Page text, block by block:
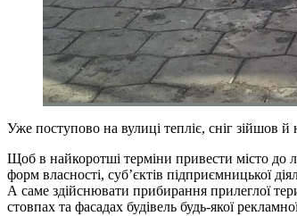
Уже поступово на вулиці тепліє, сніг зійшов
Щоб в найкоротші терміни привести місто до
форм власності, суб’єктів підприємницької
А саме здійснювати прибирання прилеглої
стовпах та фасадах будівель будь-якої